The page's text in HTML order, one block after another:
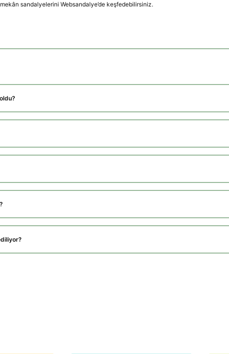
sandalyelerini Websandalye’de keşfedebilirsiniz.